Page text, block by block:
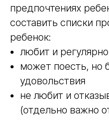
предпочтениях
составить списки
ребенок:
любит и
может поесть, но
удовольствия
не любит и
(отдельно важно